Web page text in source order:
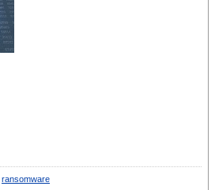
ransomware